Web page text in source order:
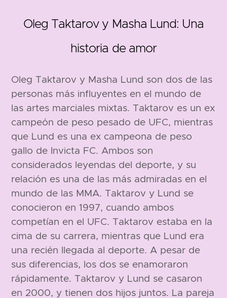
Oleg Taktarov y Masha Lund: Una
historia de amor
Oleg Taktarov y Masha Lund son dos de las
personas más influyentes en el mundo de
las artes marciales mixtas. Taktarov es un ex
campeón de peso pesado de UFC, mientras
que Lund es una ex campeona de peso
gallo de Invicta FC. Ambos son
considerados leyendas del deporte, y su
relación es una de las más admiradas en el
mundo de las MMA. Taktarov y Lund se
conocieron en 1997, cuando ambos
competían en el UFC. Taktarov estaba en la
cima de su carrera, mientras que Lund era
una recién llegada al deporte. A pesar de
sus diferencias, los dos se enamoraron
rápidamente. Taktarov y Lund se casaron
en 2000, y tienen dos hijos juntos. La pareja
1986
168 cm